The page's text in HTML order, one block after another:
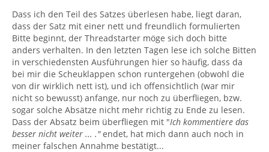
Dass ich den Teil des Satzes überlesen habe, liegt daran,
dass der Satz mit einer nett und freundlich formulierten
Bitte beginnt, der Threadstarter möge sich doch bitte
anders verhalten. In den letzten Tagen lese ich solche Bitten
in verschiedensten Ausführungen hier so häufig, dass da
bei mir die Scheuklappen schon runtergehen (obwohl die
von dir wirklich nett ist), und ich offensichtlich (war mir
nicht so bewusst) anfange, nur noch zu überfliegen, bzw.
sogar solche Absätze nicht mehr richtig zu Ende zu lesen.
Dass der Absatz beim überfliegen mit "Ich kommentiere das
besser nicht weiter ... ."endet, hat mich dann auch noch in
meiner falschen Annahme bestätigt...